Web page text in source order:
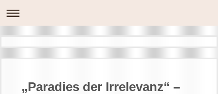
„Paradies der Irrelevanz“ –